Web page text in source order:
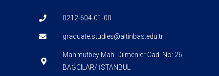
0212-604-01-00
graduate.studies@altinbas.edu.tr
Mahmutbey Mah. Dilmenler Cad. No: 26
BAĞCILAR/ İSTANBUL